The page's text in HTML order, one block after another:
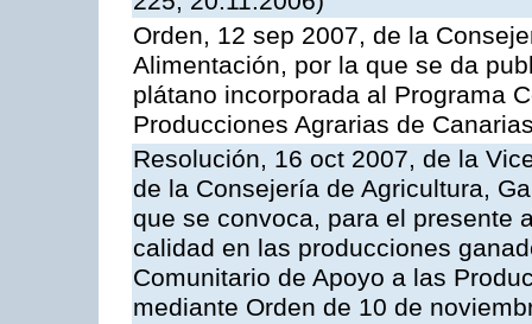
Orden, 12 sep 2007, de la
Alimentación, por la que se da
plátano incorporada al Programa
Producciones Agrarias de
Resolución, 16 oct 2007, de la
de la Consejería de Agricultura,
que se convoca, para el presente
calidad en las producciones
Comunitario de Apoyo a las
mediante Orden de 10 de